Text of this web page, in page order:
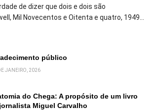
de dizer que dois e dois são
Mil Novecentos e Oitenta e quatro, 1949...
público
JANEIRO, 2026
do Chega: A propósito de um livro
Miguel Carvalho